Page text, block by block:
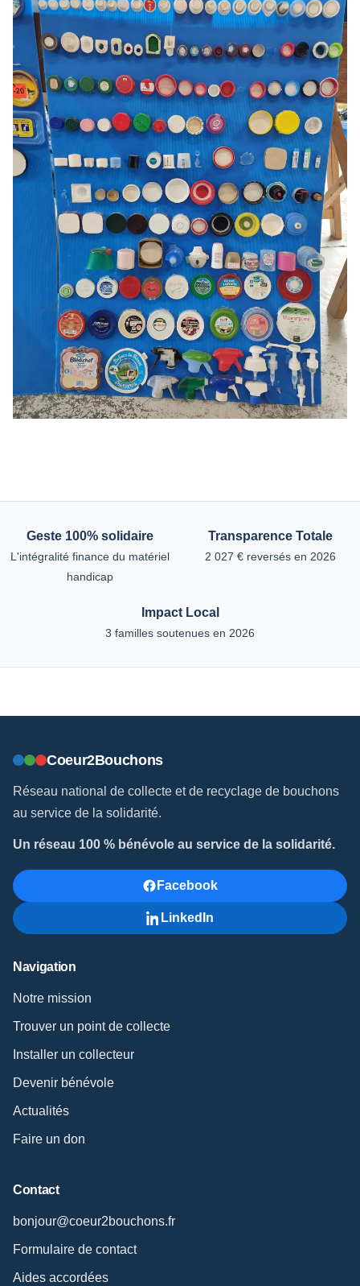
Geste 100% solidaire
L'intégralité finance du matériel
handicap
Transparence Totale
2 027 € reversés en 2026
Impact Local
3 familles soutenues en 2026
Coeur2Bouchons
Réseau national de collecte et de recyclage de bouchons
au service de la solidarité.
Un réseau 100 % bénévole au service de la solidarité.
Facebook
LinkedIn
Navigation
Notre mission
Trouver un point de collecte
Installer un collecteur
Devenir bénévole
Actualités
Faire un don
Contact
bonjour@coeur2bouchons.fr
Formulaire de contact
Aides accordées